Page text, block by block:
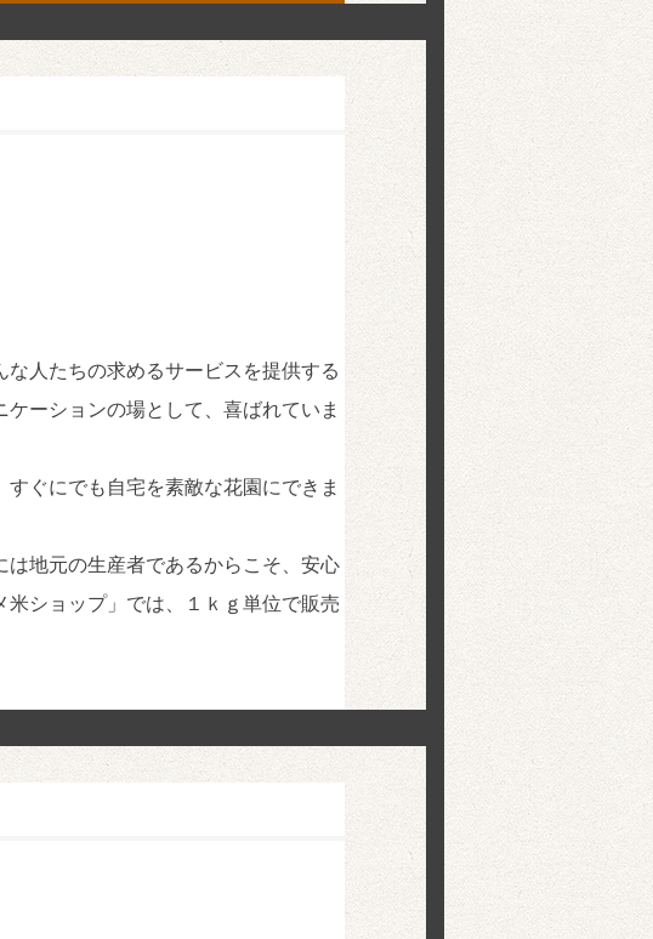
人たちの求めるサービスを提供する
ーションの場として、喜ばれていま
ぐにでも自宅を素敵な花園にできま
地元の生産者であるからこそ、安心
ショップ」では、１ｋｇ単位で販売